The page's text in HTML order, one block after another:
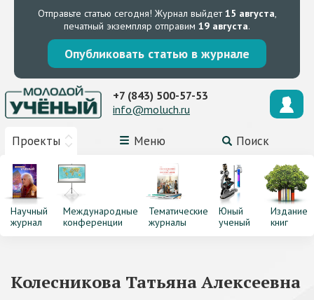
Отправьте статью сегодня! Журнал выйдет15 августа,
печатный экземпляр отправим 19 августа.
Опубликовать статью в журнале
Проекты Меню Поиск
+7 (843) 500-57-53
info@moluch.ru
Научный
журнал
Международные
конференции
Тематические
журналы
Юный
ученый
Издание
книг
Колесникова Татьяна Алексеевна